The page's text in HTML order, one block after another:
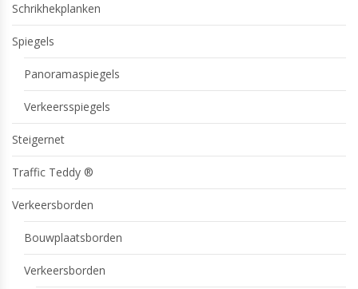
Schrikhekplanken
Spiegels
Panoramaspiegels
Verkeersspiegels
Steigernet
Traffic Teddy ®
Verkeersborden
Bouwplaatsborden
Verkeersborden